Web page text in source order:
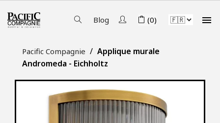
Blog (0) 
Pacific Compagnie
Applique murale
Andromeda - Eichholtz